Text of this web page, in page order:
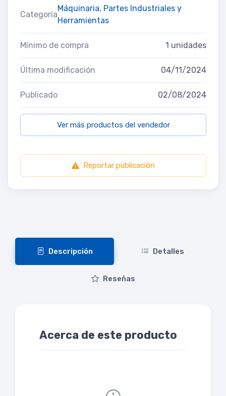
Categoría
Máquinaria, Partes Industriales y
Herramientas
Mínimo de compra 1 unidades
Última modificación 04/11/2024
Publicado 02/08/2024
Ver más productos del vendedor
Reportar publicación
Descripción Detalles
Reseñas
Acerca de este producto